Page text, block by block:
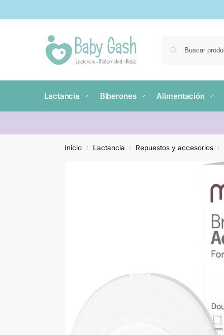
Lactancia Biberones Alimentación
Inicio / Lactancia / Repuestos y accesorios /